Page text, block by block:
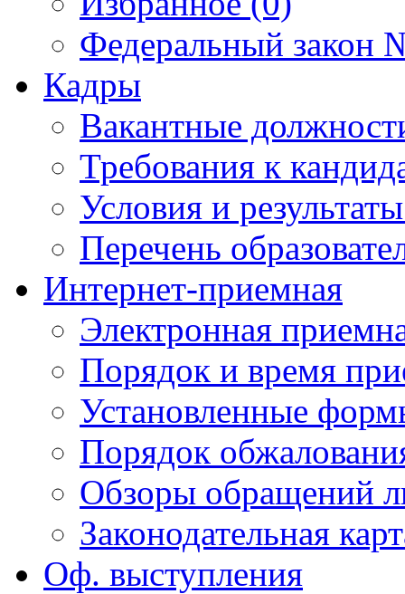
Федеральный закон
Кадры
Вакантные
Требования к
Условия и
Перечень
Интернет-приемная
Электронная
Порядок и время
Установленные
Порядок
Обзоры обращений
Законодательная
Оф. выступления